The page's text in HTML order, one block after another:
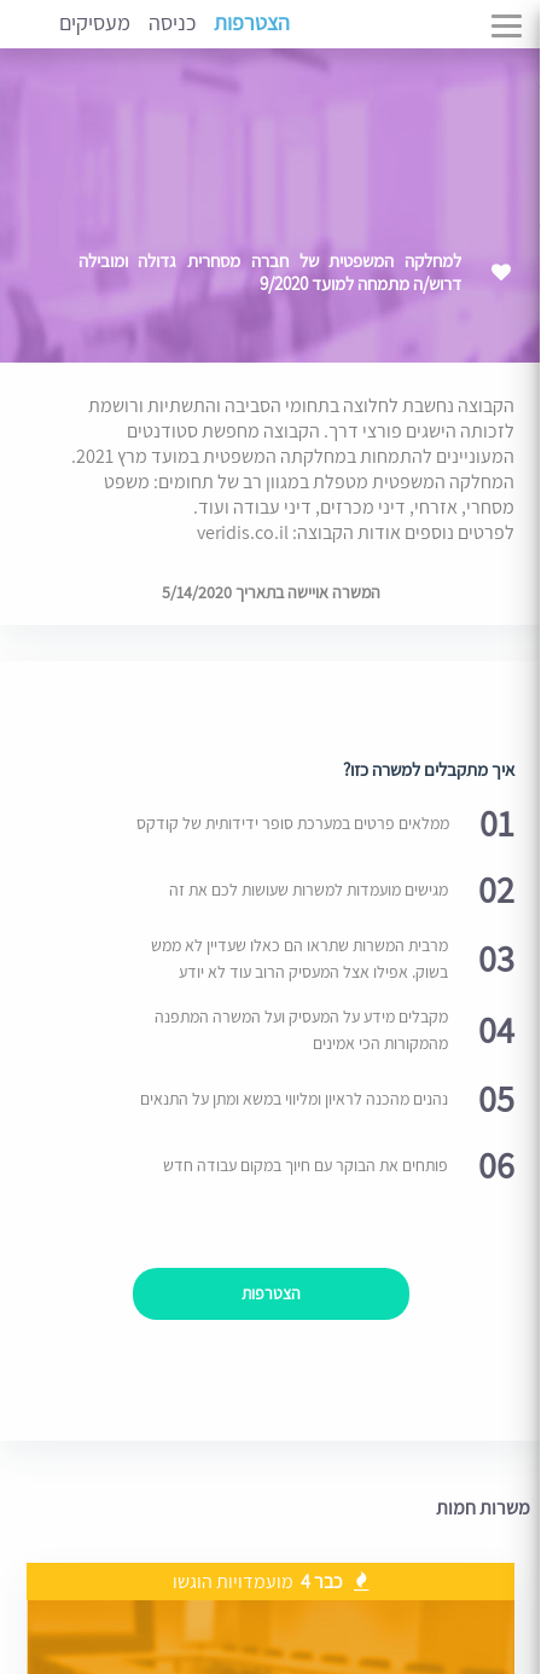
הצטרפות כניסה מעסיקים
למחלקה המשפטית של חברה מסחרית גדולה ומובילה
דרוש/ה מתמחה למועד 9/2020
הקבוצה נחשבת לחלוצה בתחומי הסביבה והתשתיות ורושמת
לזכותה הישגים פורצי דרך. הקבוצה מחפשת סטודנטים
המעוניינים להתמחות במחלקתה המשפטית במועד מרץ 2021.
המחלקה המשפטית מטפלת במגוון רב של תחומים: משפט
מסחרי, אזרחי, דיני מכרזים, דיני עבודה ועוד.
לפרטים נוספים אודות הקבוצה: veridis.co.il
המשרה אויישה בתאריך 5/14/2020
איך מתקבלים למשרה כזו?
01 ממלאים פרטים במערכת סופר ידידותית של קודקס
02 מגישים מועמדות למשרות שעושות לכם את זה
03
מרבית המשרות שתראו הם כאלו שעדיין לא ממש
בשוק. אפילו אצל המעסיק הרוב עוד לא יודע
04
מקבלים מידע על המעסיק ועל המשרה המתפנה
מהמקורות הכי אמינים
05 נהנים מהכנה לראיון ומליווי במשא ומתן על התנאים
06 פותחים את הבוקר עם חיוך במקום עבודה חדש
הצטרפות
משרות חמות
כבר 4 מועמדויות הוגשו